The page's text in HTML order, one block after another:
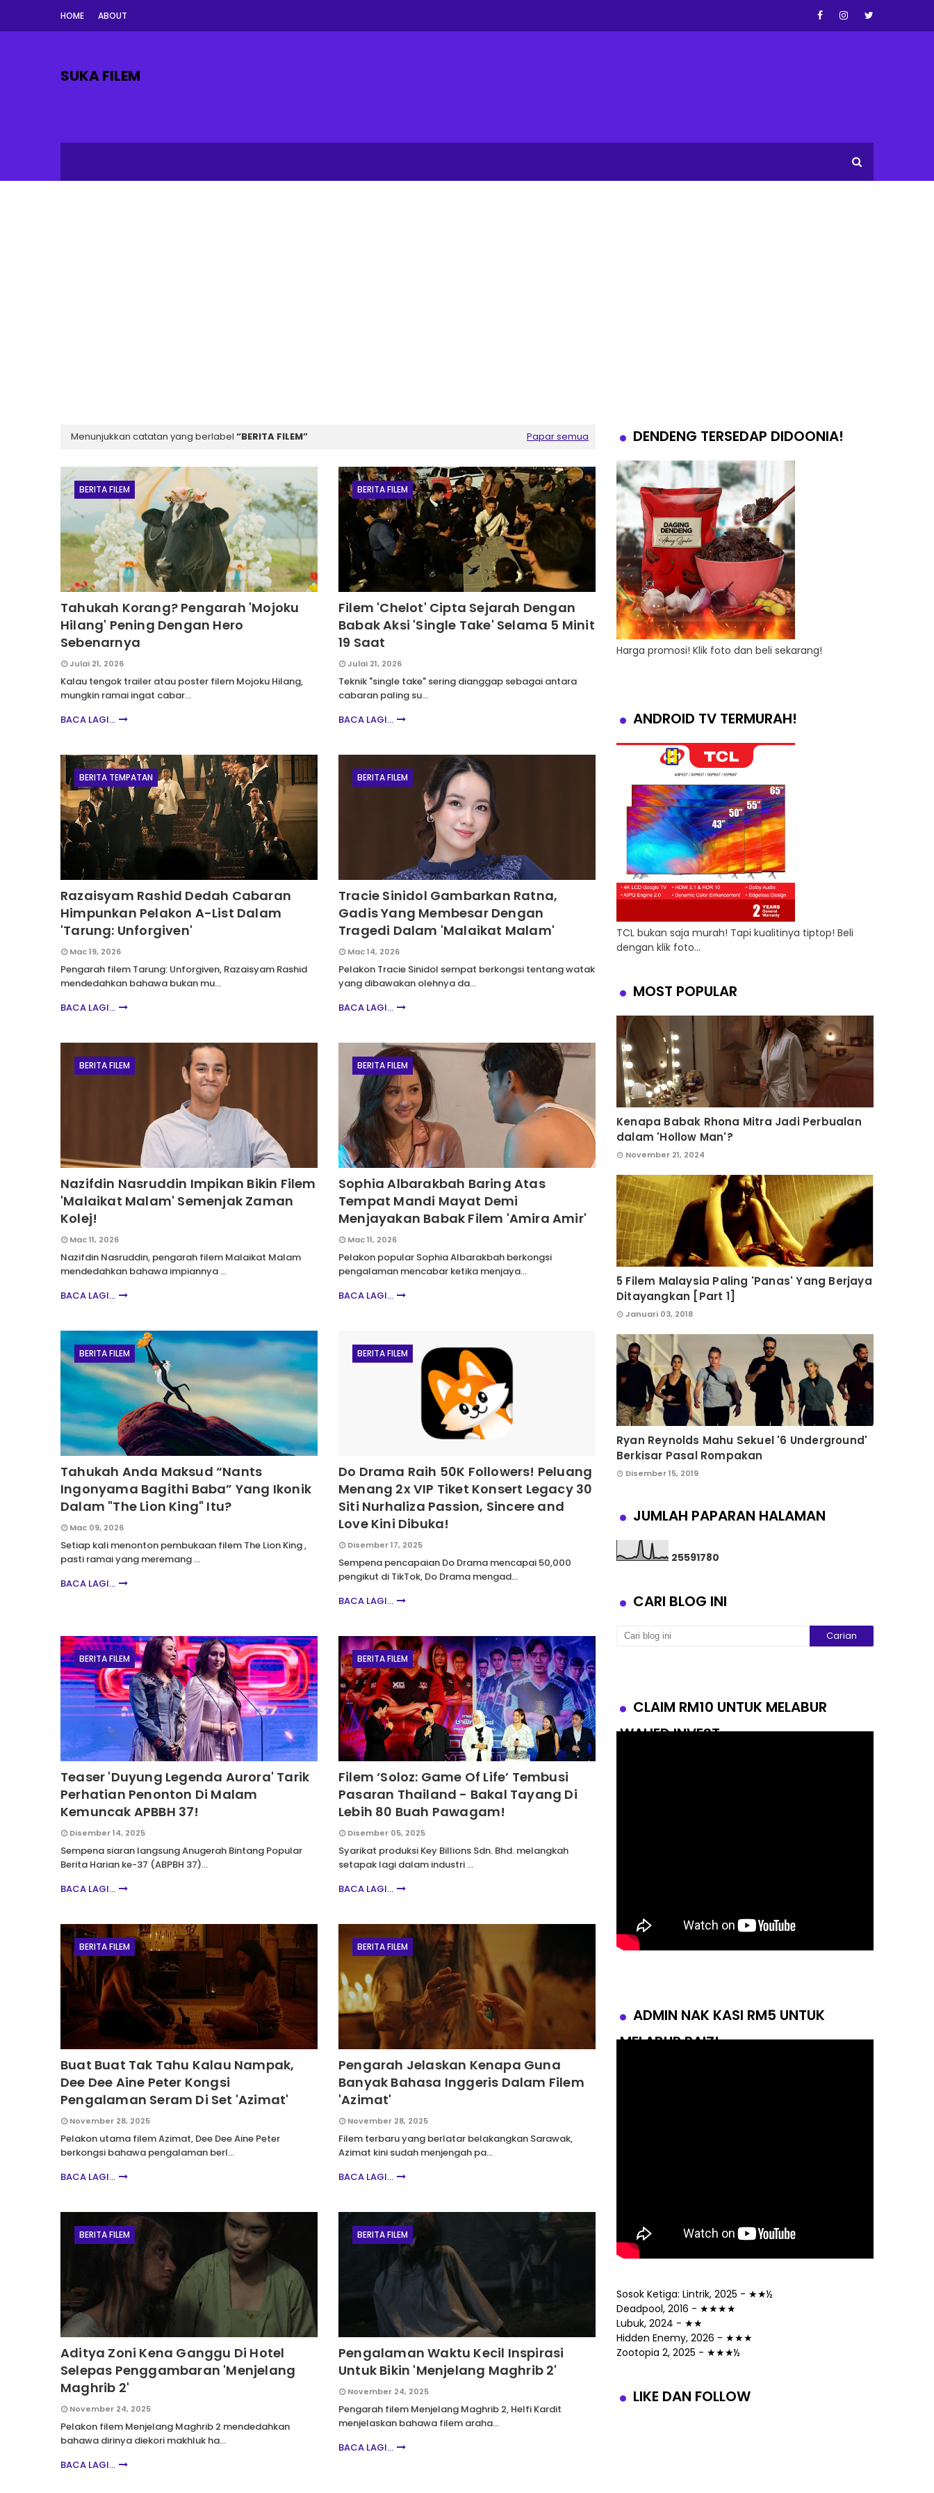
HOME ABOUT
SUKA FILEM
Menunjukkan catatan yang berlabel BERITA FILEM Papar semua
BERITA FILEM
Tahukah Korang? Pengarah 'Mojoku
Hilang' Pening Dengan Hero
Sebenarnya
Julai 21, 2026
Kalau tengok trailer atau poster filem Mojoku Hilang,
mungkin ramai ingat cabar…
BACA LAGI...
BERITA FILEM
Filem 'Chelot' Cipta Sejarah Dengan
Babak Aksi 'Single Take' Selama 5 Minit
19 Saat
Julai 21, 2026
Teknik "single take" sering dianggap sebagai antara
cabaran paling su…
BACA LAGI...
BERITA TEMPATAN
Razaisyam Rashid Dedah Cabaran
Himpunkan Pelakon A-List Dalam
'Tarung: Unforgiven'
Mac 19, 2026
Pengarah filem Tarung: Unforgiven, Razaisyam Rashid
mendedahkan bahawa bukan mu…
BACA LAGI...
BERITA FILEM
Tracie Sinidol Gambarkan Ratna,
Gadis Yang Membesar Dengan
Tragedi Dalam 'Malaikat Malam'
Mac 14, 2026
Pelakon Tracie Sinidol sempat berkongsi tentang watak
yang dibawakan olehnya da…
BACA LAGI...
BERITA FILEM
Nazifdin Nasruddin Impikan Bikin Filem
'Malaikat Malam' Semenjak Zaman
Kolej!
Mac 11, 2026
Nazifdin Nasruddin, pengarah filem Malaikat Malam
mendedahkan bahawa impiannya …
BACA LAGI...
BERITA FILEM
Sophia Albarakbah Baring Atas
Tempat Mandi Mayat Demi
Menjayakan Babak Filem 'Amira Amir'
Mac 11, 2026
Pelakon popular Sophia Albarakbah berkongsi
pengalaman mencabar ketika menjaya…
BACA LAGI...
BERITA FILEM
Tahukah Anda Maksud “Nants
Ingonyama Bagithi Baba” Yang Ikonik
Dalam "The Lion King" Itu?
Mac 09, 2026
Setiap kali menonton pembukaan filem The Lion King ,
pasti ramai yang meremang …
BACA LAGI...
BERITA FILEM
Do Drama Raih 50K Followers! Peluang
Menang 2x VIP Tiket Konsert Legacy 30
Siti Nurhaliza Passion, Sincere and
Love Kini Dibuka!
Disember 17, 2025
Sempena pencapaian Do Drama mencapai 50,000
pengikut di TikTok, Do Drama mengad…
BACA LAGI...
BERITA FILEM
Teaser 'Duyung Legenda Aurora' Tarik
Perhatian Penonton Di Malam
Kemuncak APBBH 37!
Disember 14, 2025
Sempena siaran langsung Anugerah Bintang Popular
Berita Harian ke-37 (ABPBH 37)…
BACA LAGI...
BERITA FILEM
Filem ‘Soloz: Game Of Life’ Tembusi
Pasaran Thailand - Bakal Tayang Di
Lebih 80 Buah Pawagam!
Disember 05, 2025
Syarikat produksi Key Billions Sdn. Bhd. melangkah
setapak lagi dalam industri …
BACA LAGI...
BERITA FILEM
Buat Buat Tak Tahu Kalau Nampak,
Dee Dee Aine Peter Kongsi
Pengalaman Seram Di Set 'Azimat'
November 28, 2025
Pelakon utama filem Azimat, Dee Dee Aine Peter
berkongsi bahawa pengalaman berl…
BACA LAGI...
BERITA FILEM
Pengarah Jelaskan Kenapa Guna
Banyak Bahasa Inggeris Dalam Filem
'Azimat'
November 28, 2025
Filem terbaru yang berlatar belakangkan Sarawak,
Azimat kini sudah menjengah pa…
BACA LAGI...
BERITA FILEM
Aditya Zoni Kena Ganggu Di Hotel
Selepas Penggambaran 'Menjelang
Maghrib 2'
November 24, 2025
Pelakon filem Menjelang Maghrib 2 mendedahkan
bahawa dirinya diekori makhluk ha…
BACA LAGI...
BERITA FILEM
Pengalaman Waktu Kecil Inspirasi
Untuk Bikin 'Menjelang Maghrib 2'
November 24, 2025
Pengarah filem Menjelang Maghrib 2, Helfi Kardit
menjelaskan bahawa filem araha…
BACA LAGI...
DENDENG TERSEDAP DIDOONIA!
Harga promosi! Klik foto dan beli sekarang!
ANDROID TV TERMURAH!
TCL bukan saja murah! Tapi kualitinya tiptop! Beli
dengan klik foto...
MOST POPULAR
Kenapa Babak Rhona Mitra Jadi Perbualan
dalam 'Hollow Man'?
November 21, 2024
5 Filem Malaysia Paling 'Panas' Yang Berjaya
Ditayangkan [Part 1]
Januari 03, 2018
Ryan Reynolds Mahu Sekuel '6 Underground'
Berkisar Pasal Rompakan
Disember 15, 2019
JUMLAH PAPARAN HALAMAN
25591780
CARI BLOG INI
CLAIM RM10 UNTUK MELABUR
WAHED INVEST
ADMIN NAK KASI RM5 UNTUK
MELABUR RAIZ!
Sosok Ketiga: Lintrik, 2025 - ★★½
Deadpool, 2016 - ★★★★
Lubuk, 2024 - ★★
Hidden Enemy, 2026 - ★★★
Zootopia 2, 2025 - ★★★½
LIKE DAN FOLLOW